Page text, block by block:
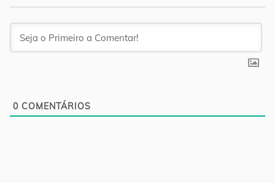
0 COMENTÁRIOS